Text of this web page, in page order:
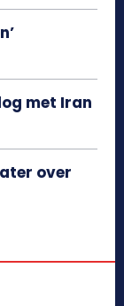
met Iran
over